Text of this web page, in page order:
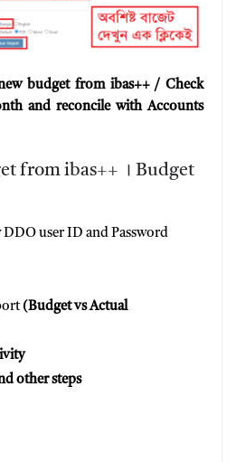
budget from ibas++ / Check
and reconcile with Accounts
from ibas++ । Budget
user ID and Password
(Budget vs Actual
other steps